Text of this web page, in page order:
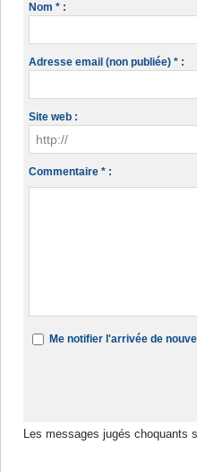
Nom * :
Adresse email (non publiée) * :
Site web :
Commentaire * :
Me notifier l'arrivée de
Les messages jugés choquants